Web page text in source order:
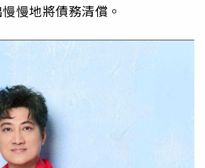
慢地將債務清償。